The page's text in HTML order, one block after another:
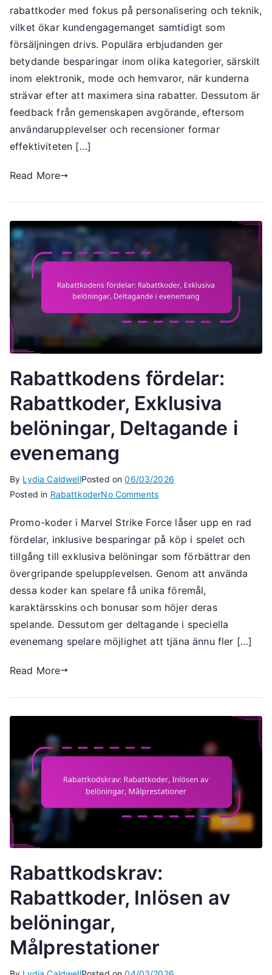
Populära
erbjudanden,
Communityfeedback
rabattkoder med fokus på personalisering och teknik,
vilket ökar kundengagemanget samtidigt som
försäljningen drivs. Populära erbjudanden ger
betydande besparingar inom olika kategorier, särskilt
inom elektronik, mode och hemvaror, när kunderna
strävar efter att maximera sina rabatter. Dessutom är
feedback från gemenskapen avgörande, eftersom
användarupplevelser och recensioner formar
effektiviteten […]
Read More
Rabattkodens fördelar:
Rabattkoder, Exklusiva
belöningar, Deltagande i
evenemang
By Lydia CaldwellPosted on06/03/2026
Posted in RabattkoderNo Commentson
fördelar:
Rabattkoder,
Exklusiva
belöningar,
Deltagande
evenemang
Promo-koder i Marvel Strike Force låser upp en rad
fördelar, inklusive besparingar på köp i spelet och
tillgång till exklusiva belöningar som förbättrar den
övergripande spelupplevelsen. Genom att använda
dessa koder kan spelare få unika föremål,
karaktärsskins och bonusar som höjer deras
spelande. Dessutom ger deltagande i speciella
evenemang spelare möjlighet att tjäna ännu fler […]
Read More
Rabattkodskrav:
Rabattkoder, Inlösen av
belöningar,
Målprestationer